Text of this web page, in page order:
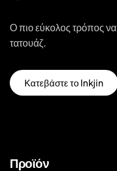
Ο πιο εύκολος τρόπος να
τατουάζ.
Κατεβάστε το Inkjin
Προϊόν